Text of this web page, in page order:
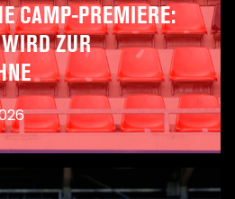
CAMP-PREMIERE:
ZUR